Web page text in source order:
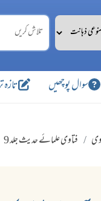
سوال پوچھیں
فتاوی علمائے حدیث جلد 9